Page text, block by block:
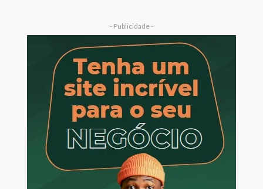
- Publicidade -